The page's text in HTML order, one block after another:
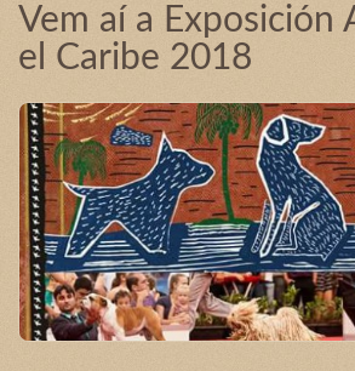
Vem aí a Exposición
el Caribe 2018